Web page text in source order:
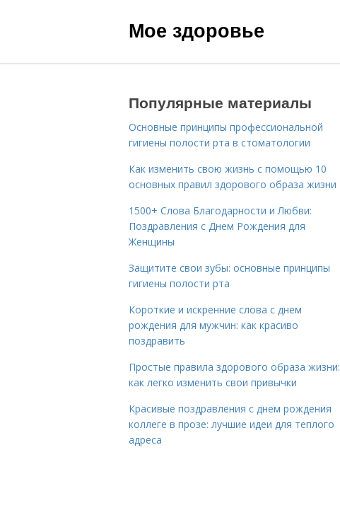
Мое здоровье
Популярные материалы
Основные принципы профессиональной
гигиены полости рта в стоматологии
Как изменить свою жизнь с помощью 10
основных правил здорового образа жизни
1500+ Слова Благодарности и Любви:
Поздравления с Днем Рождения для
Женщины
Защитите свои зубы: основные принципы
гигиены полости рта
Короткие и искренние слова с днем
рождения для мужчин: как красиво
поздравить
Простые правила здорового образа жизни:
как легко изменить свои привычки
Красивые поздравления с днем рождения
коллеге в прозе: лучшие идеи для теплого
адреса